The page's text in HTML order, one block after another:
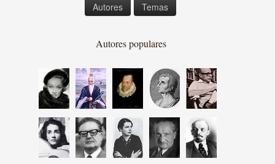
Autores Temas
Autores populares